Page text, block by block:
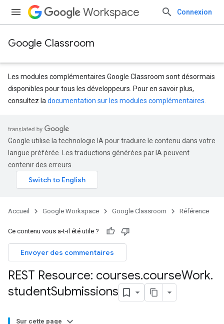
Workspace Connexion
Google Classroom
Les modules complémentaires Google Classroom sont désormais
disponibles pour tous les développeurs. Pour en savoir plus,
consultez la documentation sur les modules complémentaires
Google utilise la technologie IA pour traduire le contenu dans votre
langue préférée. Les traductions générées par IA peuvent
contenir des erreurs.
Accueil Google Workspace Google Classroom Référence
Ce contenu vous a-t-il été utile ?
Envoyer des commentaires
REST Resource: courses.courseWork.
studentSubmissions
Sur cette page